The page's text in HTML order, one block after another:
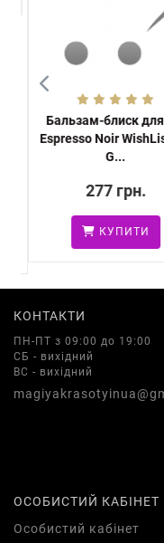
Бальзам-блиск для
Espresso Noir
G...
277 грн.
КУПИТИ
КОНТАКТИ
ПН-ПТ з 09:00 до 19:00
СБ - вихідний
ВС - вихідний
ОСОБИСТИЙ КАБІНЕТ
Особистий кабінет